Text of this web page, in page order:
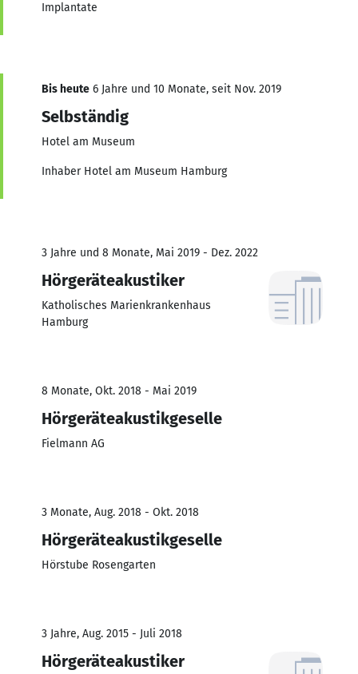
Implantate
Bis heute 6 Jahre und 10 Monate, seit Nov. 2019
Selbständig
Hotel am Museum
Inhaber Hotel am Museum Hamburg
3 Jahre und 8 Monate, Mai 2019 - Dez. 2022
Hörgeräteakustiker
Katholisches Marienkrankenhaus
Hamburg
8 Monate, Okt. 2018 - Mai 2019
Hörgeräteakustikgeselle
Fielmann AG
3 Monate, Aug. 2018 - Okt. 2018
Hörgeräteakustikgeselle
Hörstube Rosengarten
3 Jahre, Aug. 2015 - Juli 2018
Hörgeräteakustiker